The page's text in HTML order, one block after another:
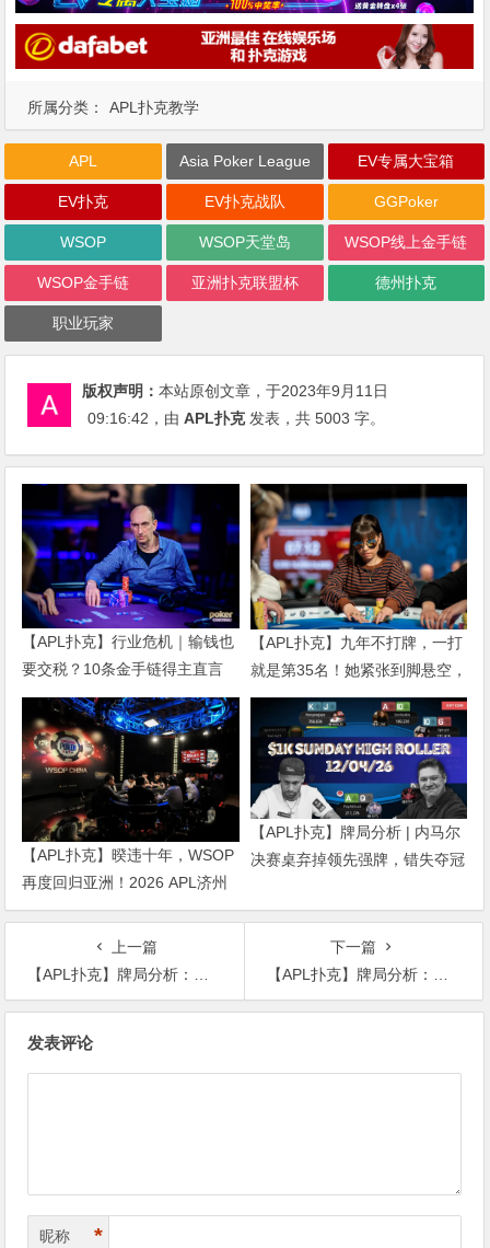
所属分类： APL扑克教学
APL Asia Poker League EV专属大宝箱
EV扑克 EV扑克战队 GGPoker
WSOP WSOP天堂岛 WSOP线上金手链
WSOP金手链 亚洲扑克联盟杯 德州扑克
职业玩家
版权声明：本站原创文章，于2023年9月11日
09:16:42 ，由APL扑克发表，共 5003 字。
【APL扑克】行业危机｜输钱也
要交税？10条金手链得主直言
“扛不住”，主动砍掉四分之三比
赛
【APL扑克】九年不打牌，一打
就是第35名！她紧张到脚悬空，
但全世界以为她很淡定
【APL扑克】暌违十年，WSOP
再度回归亚洲！2026 APL济州
站6月19-28日盛大登场！
【APL扑克】牌局分析 | 内马尔
决赛桌弃掉领先强牌，错失夺冠
上一篇
【APL扑克】牌局分析：这手AA这样玩 是最好的选择吗？
下一篇
【APL扑克】牌局分析：来看看Doug Polk是如何应对翻牌圈加注的？
发表评论
昵称 *